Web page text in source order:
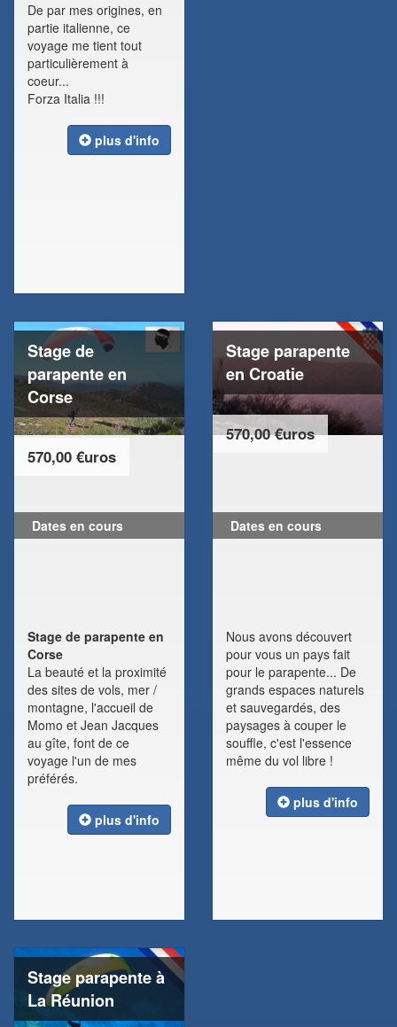
De par mes origines, en
partie italienne, ce
voyage me tient tout
particulièrement à
coeur...
Forza Italia !!!
plus d'info
Stage de
parapente en
Corse
570,00 €uros
Dates en cours
Stage de parapente en
Corse
La beauté et la proximité
des sites de vols, mer /
montagne, l'accueil de
Momo et Jean Jacques
au gîte, font de ce
voyage l'un de mes
préférés.
plus d'info
Stage parapente
en Croatie
570,00 €uros
Dates en cours
Nous avons découvert
pour vous un pays fait
pour le parapente... De
grands espaces naturels
et sauvegardés, des
paysages à couper le
souffle, c'est l'essence
même du vol libre !
plus d'info
Stage parapente à
La Réunion